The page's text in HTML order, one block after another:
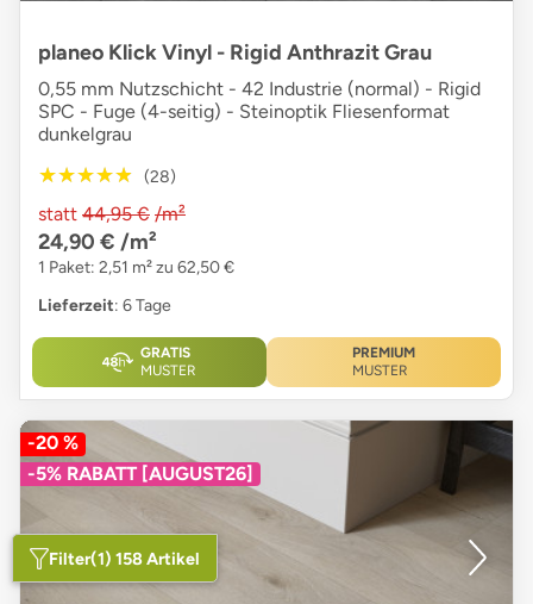
planeo Klick Vinyl - Rigid Anthrazit Grau
0,55 mm Nutzschicht - 42 Industrie (normal) - Rigid
SPC - Fuge (4-seitig) - Steinoptik Fliesenformat
dunkelgrau
★★★★★
★★★★★ (28)
statt 44,95 € /m²
24,90 € /m²
1 Paket: 2,51 m² zu 62,50 €
Lieferzeit: 6 Tage
GRATIS
MUSTER
PREMIUM
MUSTER
-20 %
-5% RABATT [AUGUST26]
Filter(1) 158 Artikel